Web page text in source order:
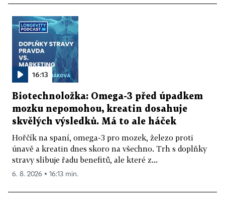
16:13
Biotechnoložka: Omega-3 před úpadkem
mozku nepomohou, kreatin dosahuje
skvělých výsledků. Má to ale háček
Hořčík na spaní, omega-3 pro mozek, železo proti
únavě a kreatin dnes skoro na všechno. Trh s doplňky
stravy slibuje řadu benefitů, ale které z...
6. 8. 2026 ▪ 16:13 min.